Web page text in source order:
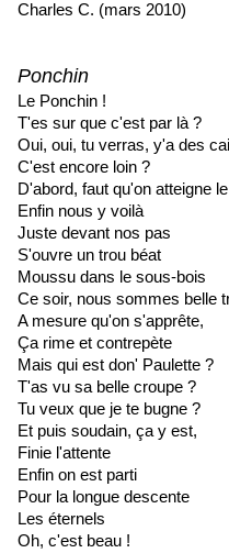
Charles C. (mars 2010)
Ponchin
Le Ponchin !
T'es sur que c'est par là ?
Oui, oui, tu verras, y'a des
C'est encore loin ?
D'abord, faut qu'on atteigne
Enfin nous y voilà
Juste devant nos pas
S'ouvre un trou béat
Moussu dans le sous-bois
Ce soir, nous sommes belle
A mesure qu'on s'apprête,
Ça rime et contrepète
Mais qui est don' Paulette ?
T'as vu sa belle croupe ?
Tu veux que je te bugne ?
Et puis soudain, ça y est,
Finie l'attente
Enfin on est parti
Pour la longue descente
Les éternels
Oh, c'est beau !